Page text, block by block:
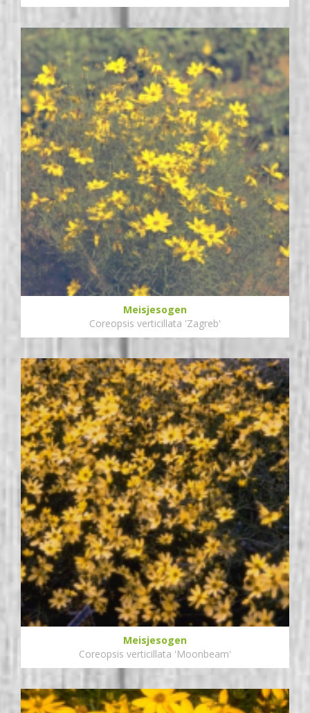
Meisjesogen
Coreopsis verticillata 'Zagreb'
Meisjesogen
Coreopsis verticillata 'Moonbeam'